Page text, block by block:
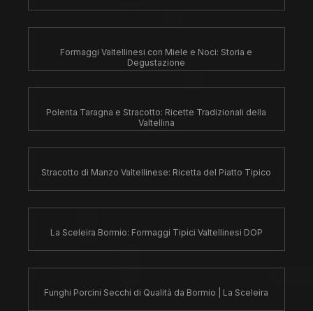
Formaggi Valtellinesi con Miele e Noci: Storia e
Degustazione
Polenta Taragna e Stracotto: Ricette Tradizionali della
Valtellina
Stracotto di Manzo Valtellinese: Ricetta del Piatto Tipico
La Sceleira Bormio: Formaggi Tipici Valtellinesi DOP
Funghi Porcini Secchi di Qualità da Bormio | La Sceleira